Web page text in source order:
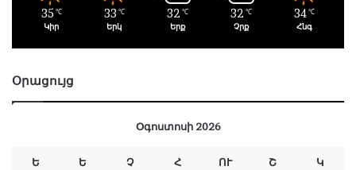
35 ℃
Կիր
33 ℃
Երկ
32 ℃
Երք
32 ℃
Չրք
34 ℃
Հնգ
Օրացույց
Օգոստոսի 2026
Ե Ե Չ Հ ՈՒ Շ Կ